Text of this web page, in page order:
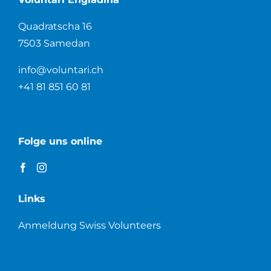
Quadratscha 16
7503 Samedan
info@voluntari.ch
+41 81 851 60 81
Folge uns online
Links
Anmeldung Swiss Volunteers